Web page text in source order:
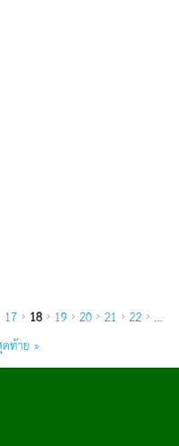
17 18 19 20 21 22
…
ท้าย »